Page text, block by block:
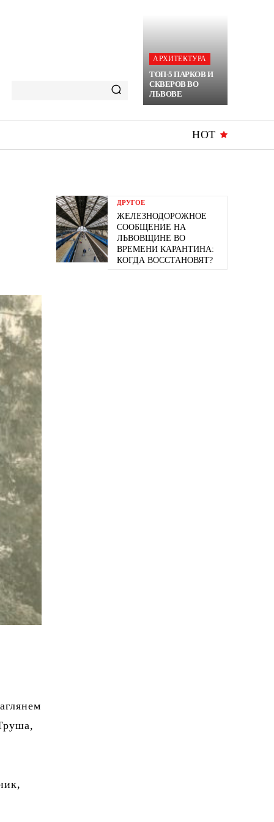
АРХИТЕКТУРА
ТОП-5 ПАРКОВ И
СКВЕРОВ ВО
ЛЬВОВЕ
HOT
ДРУГОЕ
ЖЕЛЕЗНОДОРОЖНОЕ
СООБЩЕНИЕ НА
ЛЬВОВЩИНЕ ВО
ВРЕМЕНИ КАРАНТИНА:
КОГДА ВОССТАНОВЯТ?